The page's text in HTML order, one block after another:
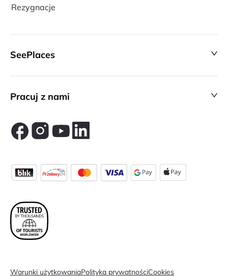
Rezygnacje
SeePlaces
Pracuj z nami
Warunki użytkowaniaPolityka prywatnościCookies